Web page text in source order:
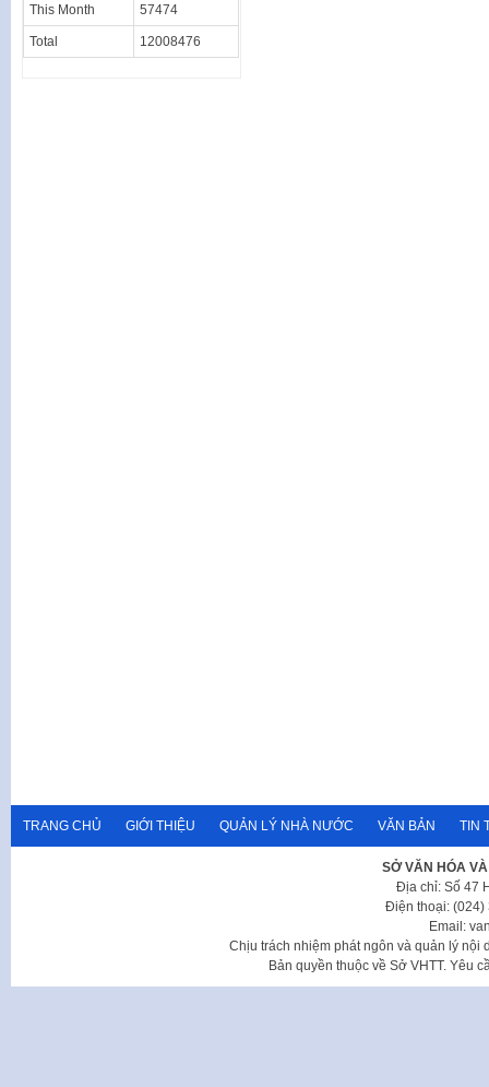
This Month 57474
Total 12008476
TRANG CHỦ GIỚI THIỆU QUẢN LÝ NHÀ NƯỚC VĂN BẢN TIN
SỞ VĂN HÓA
Địa chỉ: Số 47
Điện thoại: (024)
Email:
Chịu trách nhiệm phát ngôn và quản lý nội
Bản quyền thuộc về Sở VHTT. Yêu